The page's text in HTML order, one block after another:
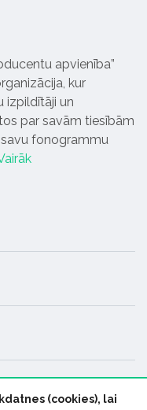
apvienība”
kur
izpildītāji un
par savām tiesībām
fonogrammu
(cookies), lai